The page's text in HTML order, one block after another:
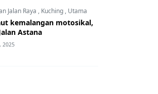
Jalan Raya , Kuching , Utama
kemalangan motosikal,
Astana
2025